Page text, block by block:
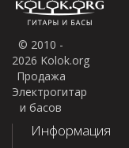
© 2010 -
2026 Kolok.org
Продажа
Электрогитар
и басов
Информация